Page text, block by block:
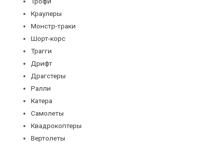
Краулеры
Монстр-траки
Шорт-корс
Трагги
Дрифт
Драгстеры
Ралли
Катера
Самолеты
Квадрокоптеры
Вертолеты